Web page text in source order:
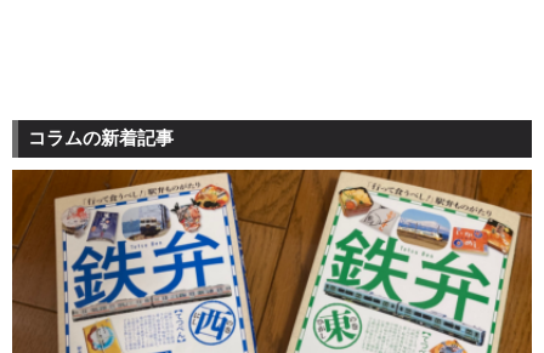
コラムの新着記事